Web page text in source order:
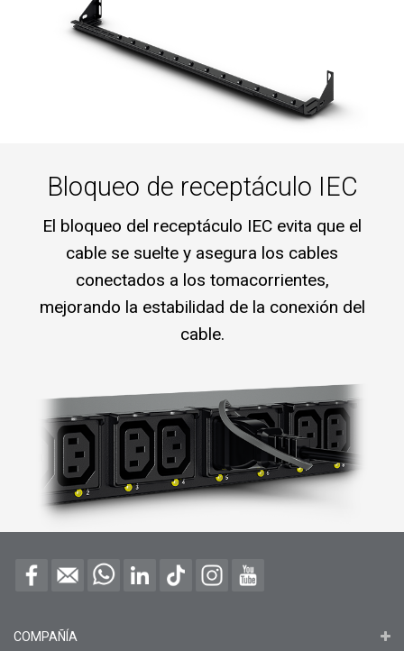
Bloqueo de receptáculo IEC
El bloqueo del receptáculo IEC evita que el
cable se suelte y asegura los cables
conectados a los tomacorrientes,
mejorando la estabilidad de la conexión del
cable.
COMPAÑÍA